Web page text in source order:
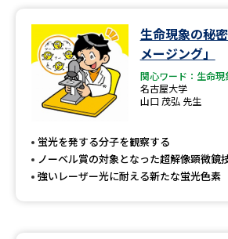
生命現象の秘
メージング」
関心ワード：生命現
名古屋大学
山口 茂弘 先生
蛍光を発する分子を観察する
ノーベル賞の対象となった超解像顕微鏡
強いレーザー光に耐える新たな蛍光色素